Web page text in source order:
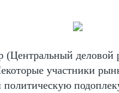
(Центральный
участники
политическую